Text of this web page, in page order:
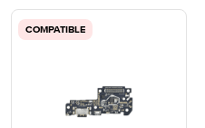
COMPATIBLE